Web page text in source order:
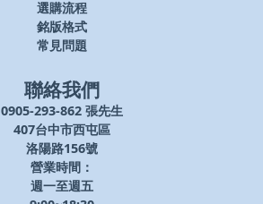
選購流程
銘版格式
常見問題
聯絡我們
0905-293-862 張先生
407台中市西屯區
洛陽路156號
營業時間：
週一至週五